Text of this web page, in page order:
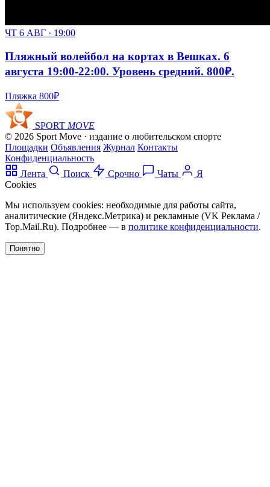
ЧТ 6 АВГ · 19:00
Пляжный волейбол на кортах в Вешках. 6
августа 19:00-22:00. Уровень средний. 800₽.
Пляжка 800₽
SPORT MOVE
© 2026 Sport Move · издание о любительском спорте
Площадки Объявления Журнал Контакты
Конфиденциальность
Лента
Поиск Срочно Чаты
Я
Cookies
Мы используем cookies: необходимые для работы сайта,
аналитические (Яндекс.Метрика) и рекламные (VK Реклама /
Top.Mail.Ru). Подробнее — в политике конфиденциальности.
Понятно